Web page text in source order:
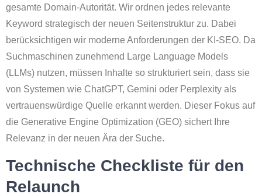
gesamte Domain-Autorität. Wir ordnen jedes relevante
Keyword strategisch der neuen Seitenstruktur zu. Dabei
berücksichtigen wir moderne Anforderungen der KI-SEO. Da
Suchmaschinen zunehmend Large Language Models
(LLMs) nutzen, müssen Inhalte so strukturiert sein, dass sie
von Systemen wie ChatGPT, Gemini oder Perplexity als
vertrauenswürdige Quelle erkannt werden. Dieser Fokus auf
die Generative Engine Optimization (GEO) sichert Ihre
Relevanz in der neuen Ära der Suche.
Technische Checkliste für den
Relaunch